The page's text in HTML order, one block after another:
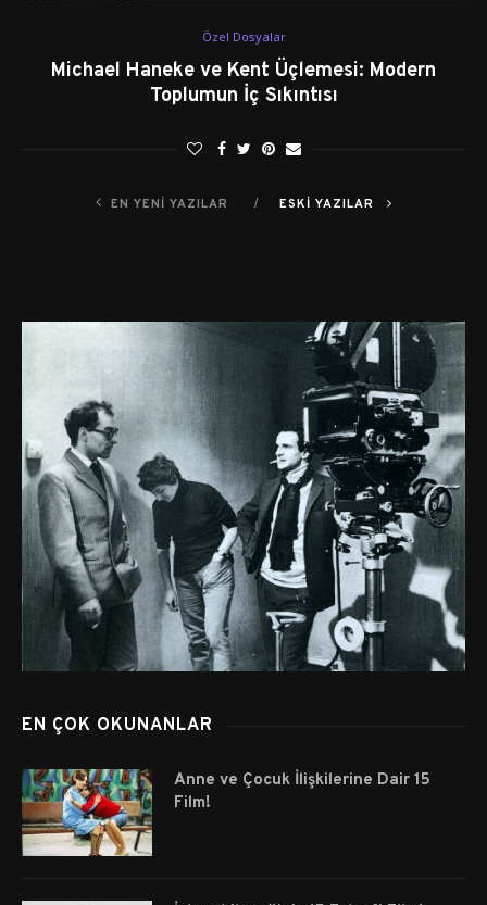
Özel Dosyalar
Michael Haneke ve Kent Üçlemesi: Modern
Toplumun İç Sıkıntısı
EN YENI YAZILAR ESKI YAZILAR
EN ÇOK OKUNANLAR
Anne ve Çocuk İlişkilerine Dair 15
Film!